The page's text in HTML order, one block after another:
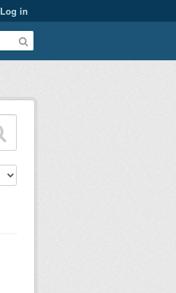
Log in